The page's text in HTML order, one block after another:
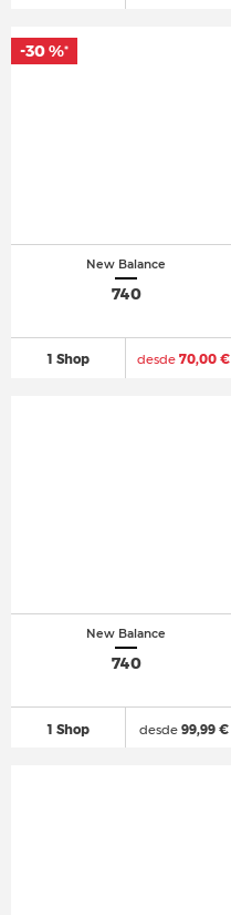
New Balance
740
1 Shop desde 70,00 €
-30 %*
New Balance
740
1 Shop desde99,99 €